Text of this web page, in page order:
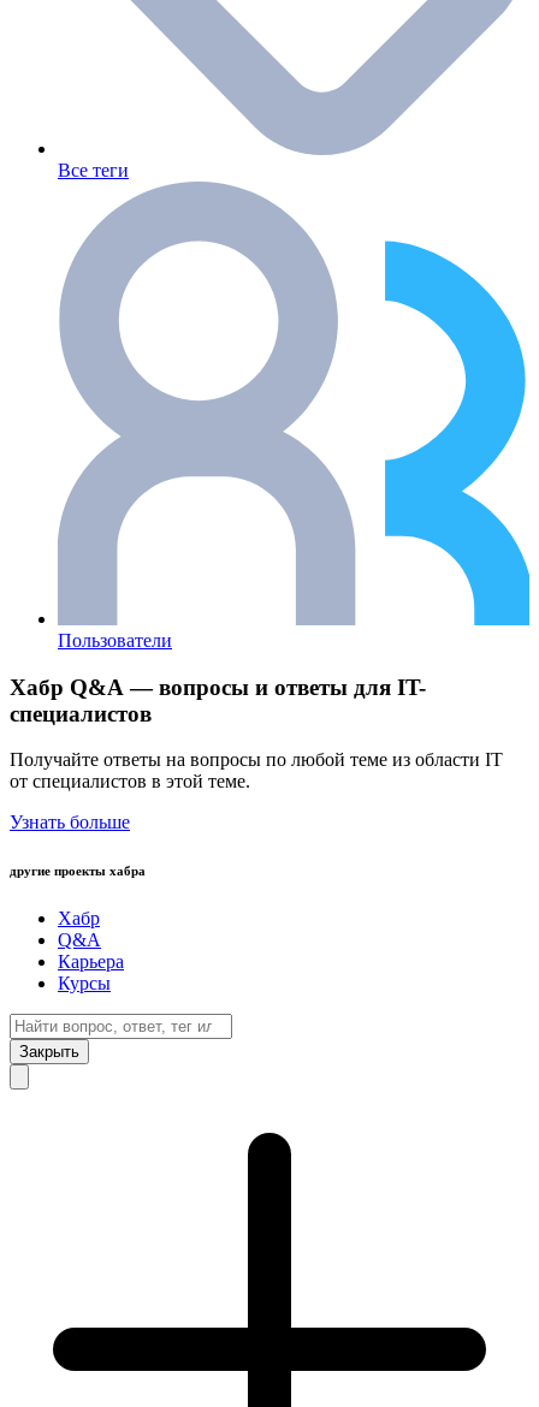
Все теги
Пользователи
Хабр Q&A — вопросы и ответы для IT-
специалистов
Получайте ответы на вопросы по любой теме из области IT
от специалистов в этой теме.
Узнать больше
другие проекты хабра
Хабр
Q&A
Карьера
Курсы
Закрыть